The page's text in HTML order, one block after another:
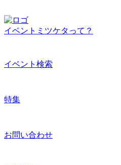
イベントミツケタって？
イベント検索
特集
お問い合わせ